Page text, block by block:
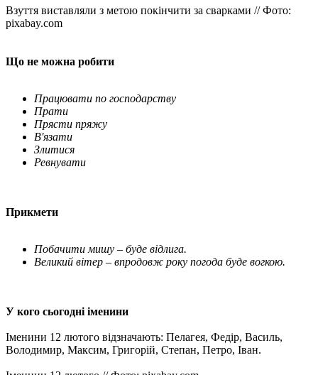
Взуття виставляли з метою покінчити за сварками // Фото:
pixabay.com
Що не можна робити
Працювати по господарству
Прати
Прясти пряжу
В'язати
Злитися
Ревнувати
Прикмети
Побачити мишу – буде відлига.
Великий вітер – впродовж року погода буде вогкою.
У кого сьогодні іменини
Іменини 12 лютого відзначають: Пелагея, Федір, Василь,
Володимир, Максим, Григорій, Степан, Петро, ​​Іван.